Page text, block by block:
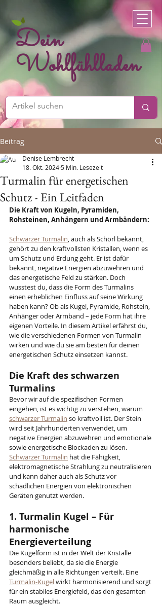
Dein
Wohlfühlladen
Beitrag
Turmalin für energetischen
Schutz - Ein Leitfaden
Denise Lembrecht
18. Okt. 2024 5 Min. Lesezeit
Die Kraft von Kugeln, Pyramiden,
Rohsteinen, Anhängern und Armbändern:
Schwarzer Turmalin, auch als Schörl bekannt,
gehört zu den kraftvollsten Kristallen, wenn es
um Schutz und Erdung geht. Er ist dafür
bekannt, negative Energien abzuwehren und
das energetische Feld zu stärken. Doch
wusstest du, dass die Form des Turmalins
einen erheblichen Einfluss auf seine Wirkung
haben kann? Ob als Kugel, Pyramide, Rohstein,
Anhänger oder Armband – jede Form hat ihre
eigenen Vorteile. In diesem Artikel erfährst du,
wie die verschiedenen Formen von Turmalin
wirken und wie du sie am besten für deinen
energetischen Schutz einsetzen kannst.
Die Kraft des schwarzen
Turmalins
Bevor wir auf die spezifischen Formen
eingehen, ist es wichtig zu verstehen, warum
schwarzer Turmalin so kraftvoll ist. Der Stein
wird seit Jahrhunderten verwendet, um
negative Energien abzuwehren und emotionale
sowie energetische Blockaden zu lösen.
Schwarzer Turmalin hat die Fähigkeit,
elektromagnetische Strahlung zu neutralisieren
und kann daher auch als Schutz vor
schädlichen Energien von elektronischen
Geräten genutzt werden.
1. Turmalin Kugel – Für
harmonische
Energieverteilung
Die Kugelform ist in der Welt der Kristalle
besonders beliebt, da sie die Energie
gleichmäßig in alle Richtungen verteilt. Eine
Turmalin-Kugel wirkt harmonisierend und sorgt
für ein stabiles Energiefeld, das den gesamten
Raum ausgleicht.